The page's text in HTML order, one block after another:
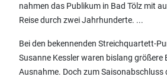
nahmen das Publikum in Bad Tölz mit
Reise durch zwei Jahrhunderte. ...
Bei den bekennenden Streichquartett-
Susanne Kessler waren bislang größere
Ausnahme. Doch zum Saisonabschluss